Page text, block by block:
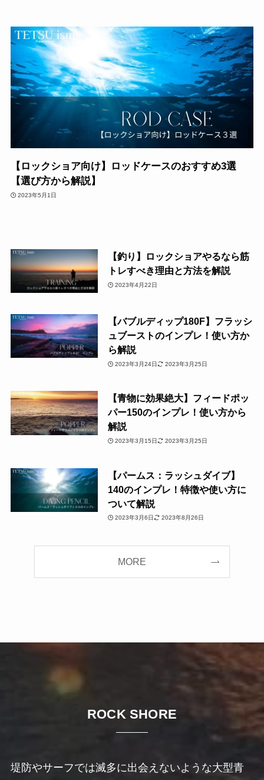
【ロックショア向け】ロッドケースのおすすめ3選
【選び方から解説】
2023年5月1日
【釣り】ロックショアやるなら筋
トレすべき理由と方法を解説
2023年4月22日
【バブルディップ180F】フラッシ
ュブーストのインプレ！使い方か
ら解説
2023年3月24日 2023年3月25日
【青物に効果絶大】フィードポッ
パー150のインプレ！使い方から
解説
2023年3月15日 2023年3月25日
【パームス：ラッシュダイブ】
140のインプレ！特徴や使い方に
ついて解説
2023年3月6日 2023年8月26日
MORE
ROCK SHORE
堤防やサーフでは滅多に出会えないような大型青